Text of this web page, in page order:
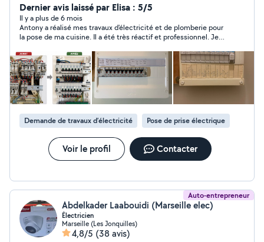
karcher professionnel pour pac et climatisation) Vmc
Plomberie Salle de bain Placo Peinture Démolition
évacuation Montage de meubles (dressing, cuisine
complète) Installation de moustiquaires, volets roulants
sur mesures Nettoyage toiture / façade / terrasse
traitement anti-mousse et hydrofuge Jardin Taille de
haies Débroussaillage Tonte de pelouse Entretien Etc..
Entreprise déclarée Services à la Personne (SAP) :
profitez de 50 % de crédit d'impôt sur de nombreuses
prestations à domicile. Nous acceptons aussi les CESU
(Chèque Emploi Service Universel), y compris
préfinancés. Nos engagements : Devis gratuits et
transparents Interventions soignées Confiance,
proximité et professionnalisme. Les renseignements et
vous n'avez pas de réponse de ma part au O7788O8941.
Dernier avis laissé par Elisa : 5/5
Il y a plus de 6 mois
Antony a réalisé mes travaux d'électricité et de plomberie pour
la pose de ma cuisine. Il a été très réactif et professionnel. Je
le recontacter pour d'autres projets.
Demande de travaux d’électricité Pose de prise électrique
Voir le profil Contacter
Auto-entrepreneur
Abdelkader Laabouidi (Marseille elec)
Électricien
Marseille (Les Jonquilles)
4,8/5 (38 avis)